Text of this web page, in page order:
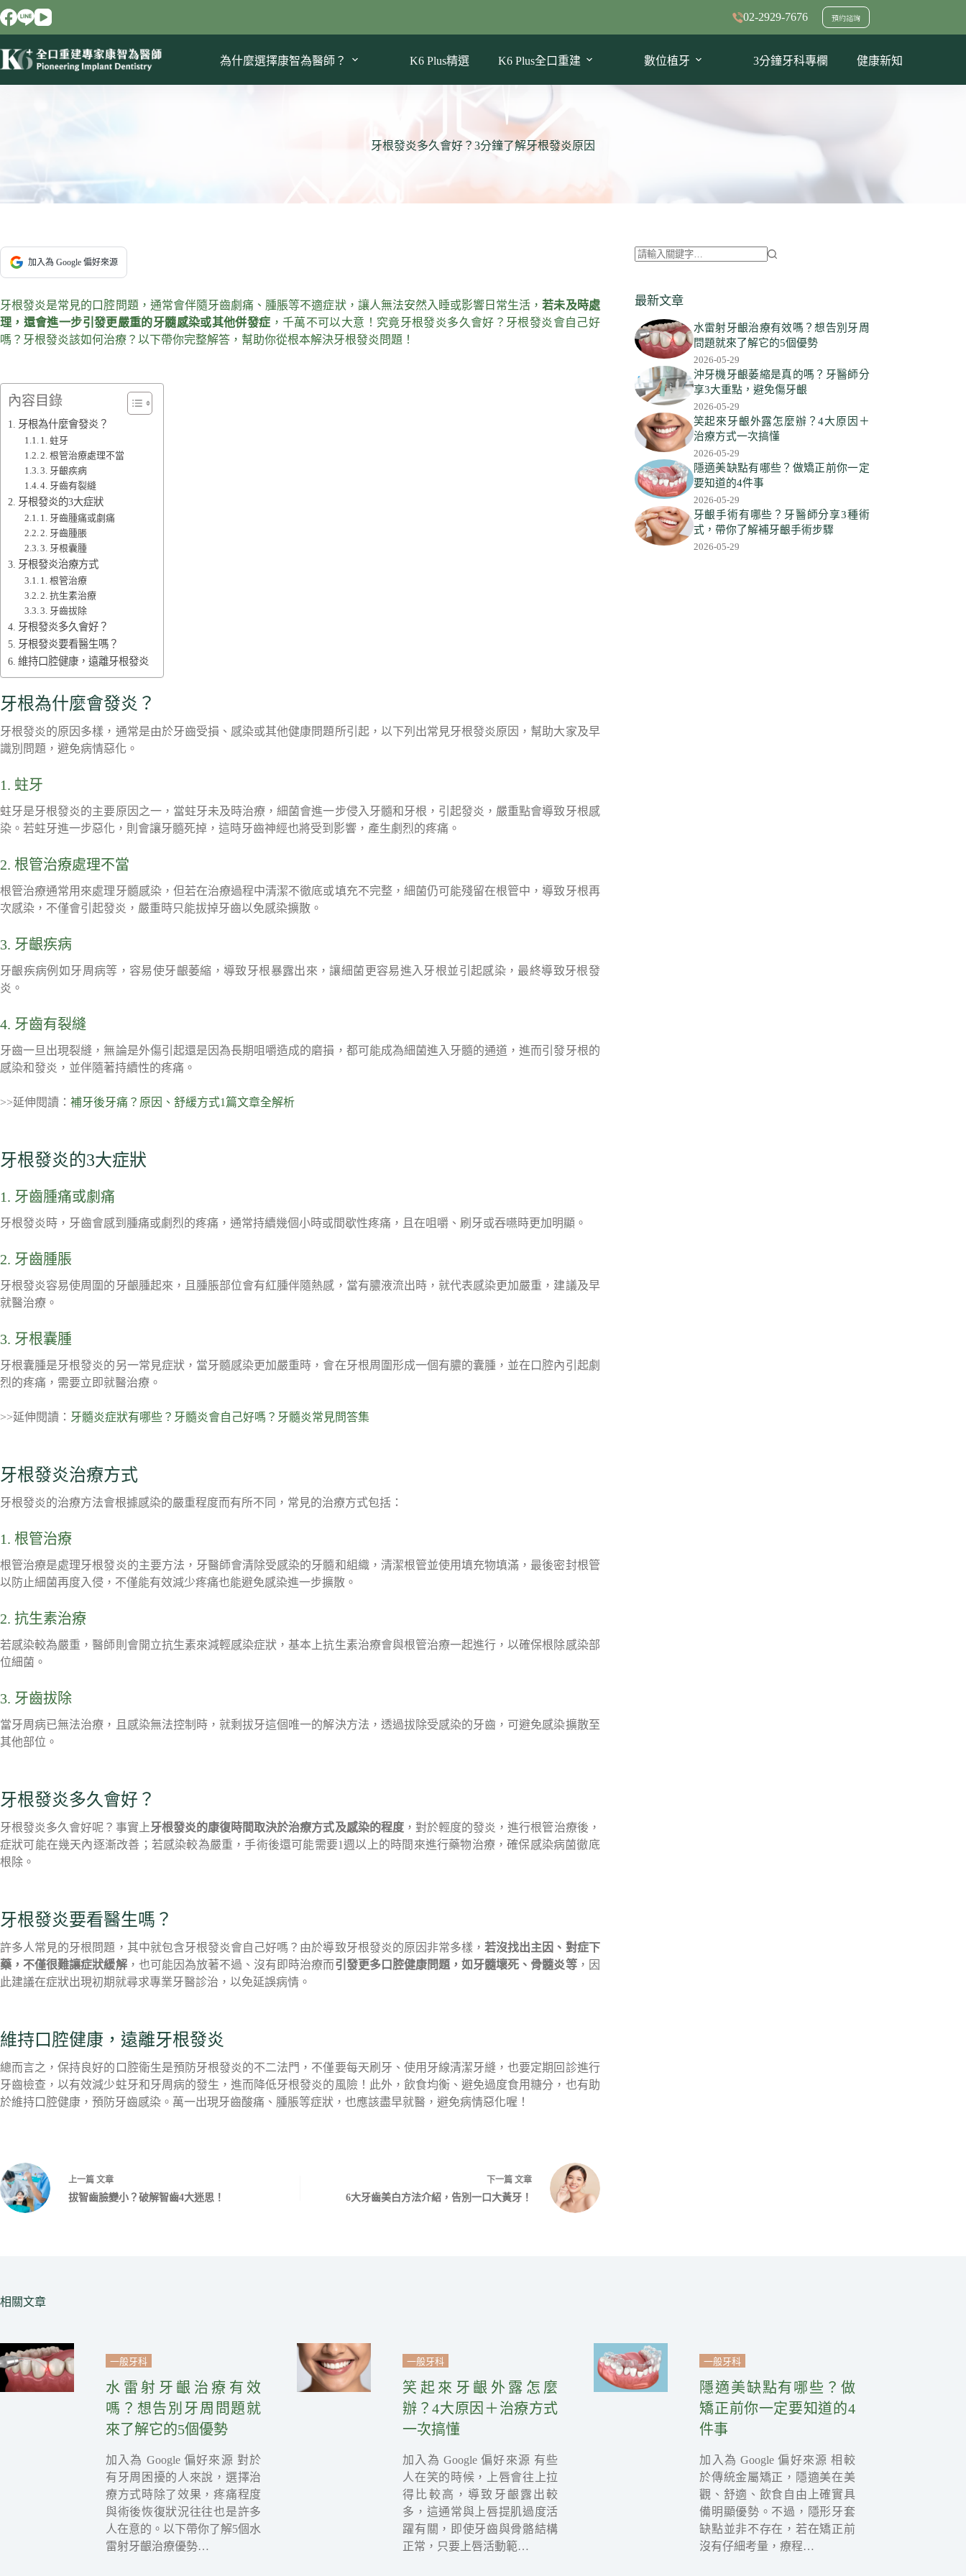
跳
至
要
02-2929-7676 預約諮詢
為什麼選擇康智為醫師？ K6 Plus精選 K6 Plus全口重建 數位植牙 3分鐘牙科專欄 健康新知
牙根發炎多久會好？3分鐘了解牙根發炎原因
加入為 Google 偏好來源
牙根發炎是常見的口腔問題，通常會伴隨牙齒劇痛、腫脹等不適症狀，讓人無法安然入睡或影響日常生活，若未及時處
理，還會進一步引發更嚴重的牙髓感染或其他併發症 ，千萬不可以大意！究竟牙根發炎多久會好？牙根發炎會自己好
嗎？牙根發炎該如何治療？以下帶你完整解答，幫助你從根本解決牙根發炎問題！
內容目錄
牙根為什麼會發炎？
1. 蛀牙
2. 根管治療處理不當
3. 牙齦疾病
4. 牙齒有裂縫
牙根發炎的3大症狀
1. 牙齒腫痛或劇痛
2. 牙齒腫脹
3. 牙根囊腫
牙根發炎治療方式
1. 根管治療
2. 抗生素治療
3. 牙齒拔除
牙根發炎多久會好？
牙根發炎要看醫生嗎？
維持口腔健康，遠離牙根發炎
牙根為什麼會發炎？
牙根發炎的原因多樣，通常是由於牙齒受損、感染或其他健康問題所引起，以下列出常見牙根發炎原因，幫助大家及早
識別問題，避免病情惡化。
1. 蛀牙
蛀牙是牙根發炎的主要原因之一，當蛀牙未及時治療，細菌會進一步侵入牙髓和牙根，引起發炎，嚴重點會導致牙根感
染。若蛀牙進一步惡化，則會讓牙髓死掉，這時牙齒神經也將受到影響，產生劇烈的疼痛。
2. 根管治療處理不當
根管治療通常用來處理牙髓感染，但若在治療過程中清潔不徹底或填充不完整，細菌仍可能殘留在根管中，導致牙根再
次感染，不僅會引起發炎，嚴重時只能拔掉牙齒以免感染擴散。
3. 牙齦疾病
牙齦疾病例如牙周病等，容易使牙齦萎縮，導致牙根暴露出來，讓細菌更容易進入牙根並引起感染，最終導致牙根發
炎。
4. 牙齒有裂縫
牙齒一旦出現裂縫，無論是外傷引起還是因為長期咀嚼造成的磨損，都可能成為細菌進入牙髓的通道，進而引發牙根的
感染和發炎，並伴隨著持續性的疼痛。
>>延伸閱讀： 補牙後牙痛？原因、舒緩方式1篇文章全解析
牙根發炎的3大症狀
1. 牙齒腫痛或劇痛
牙根發炎時，牙齒會感到腫痛或劇烈的疼痛，通常持續幾個小時或間歇性疼痛，且在咀嚼、刷牙或吞嚥時更加明顯。
2. 牙齒腫脹
牙根發炎容易使周圍的牙齦腫起來，且腫脹部位會有紅腫伴隨熱感，當有膿液流出時，就代表感染更加嚴重，建議及早
就醫治療。
3. 牙根囊腫
牙根囊腫是牙根發炎的另一常見症狀，當牙髓感染更加嚴重時，會在牙根周圍形成一個有膿的囊腫，並在口腔內引起劇
烈的疼痛，需要立即就醫治療。
>>延伸閱讀： 牙髓炎症狀有哪些？牙髓炎會自己好嗎？牙髓炎常見問答集
牙根發炎治療方式
牙根發炎的治療方法會根據感染的嚴重程度而有所不同，常見的治療方式包括：
1. 根管治療
根管治療是處理牙根發炎的主要方法，牙醫師會清除受感染的牙髓和組織，清潔根管並使用填充物填滿，最後密封根管
以防止細菌再度入侵，不僅能有效減少疼痛也能避免感染進一步擴散。
2. 抗生素治療
若感染較為嚴重，醫師則會開立抗生素來減輕感染症狀，基本上抗生素治療會與根管治療一起進行，以確保根除感染部
位細菌。
3. 牙齒拔除
當牙周病已無法治療，且感染無法控制時，就剩拔牙這個唯一的解決方法，透過拔除受感染的牙齒，可避免感染擴散至
其他部位。
牙根發炎多久會好？
牙根發炎多久會好呢？事實上 牙根發炎的康復時間取決於治療方式及感染的程度，對於輕度的發炎，進行根管治療後，
症狀可能在幾天內逐漸改善；若感染較為嚴重，手術後還可能需要1週以上的時間來進行藥物治療，確保感染病菌徹底
根除。
牙根發炎要看醫生嗎？
許多人常見的牙根問題，其中就包含牙根發炎會自己好嗎？由於導致牙根發炎的原因非常多樣，若沒找出主因、對症下
藥，不僅很難讓症狀緩解，也可能因為放著不過、沒有即時治療而引發更多口腔健康問題，如牙髓壞死、骨髓炎等，因
此建議在症狀出現初期就尋求專業牙醫診治，以免延誤病情。
維持口腔健康，遠離牙根發炎
總而言之，保持良好的口腔衛生是預防牙根發炎的不二法門，不僅要每天刷牙、使用牙線清潔牙縫，也要定期回診進行
牙齒檢查，以有效減少蛀牙和牙周病的發生，進而降低牙根發炎的風險！此外，飲食均衡、避免過度食用糖分，也有助
於維持口腔健康，預防牙齒感染。萬一出現牙齒酸痛、腫脹等症狀，也應該盡早就醫，避免病情惡化喔！
上一篇 文章
拔智齒臉變小？破解智齒4大迷思！
下一篇 文章
6大牙齒美白方法介紹，告別一口大黃牙！
到
符
合
條
件
的
果
最新文章
水雷射牙齦治療有效嗎？想告別牙周
問題就來了解它的5個優勢
2026-05-29
沖牙機牙齦萎縮是真的嗎？牙醫師分
享3大重點，避免傷牙齦
2026-05-29
笑起來牙齦外露怎麼辦？4大原因＋
治療方式一次搞懂
2026-05-29
隱適美缺點有哪些？做矯正前你一定
要知道的4件事
2026-05-29
牙齦手術有哪些？牙醫師分享3種術
式，帶你了解補牙齦手術步驟
2026-05-29
相關文章
一般牙科
水雷射牙齦治療有效
嗎？想告別牙周問題就
來了解它的5個優勢
加入為 Google 偏好來源 對於
有牙周困擾的人來說，選擇治
療方式時除了效果，疼痛程度
與術後恢復狀況往往也是許多
人在意的。以下帶你了解5個水
雷射牙齦治療優勢…
一般牙科
笑起來牙齦外露怎麼
辦？4大原因＋治療方式
一次搞懂
加入為 Google 偏好來源 有些
人在笑的時候，上唇會往上拉
得比較高，導致牙齦露出較
多，這通常與上唇提肌過度活
躍有關，即使牙齒與骨骼結構
正常，只要上唇活動範…
一般牙科
隱適美缺點有哪些？做
矯正前你一定要知道的4
件事
加入為 Google 偏好來源 相較
於傳統金屬矯正，隱適美在美
觀、舒適、飲食自由上確實具
備明顯優勢。不過，隱形牙套
缺點並非不存在，若在矯正前
沒有仔細考量，療程…